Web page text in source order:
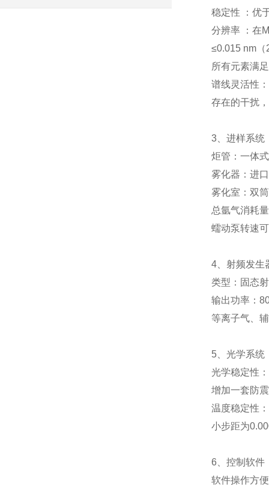
稳定性 ：优
分辨率 ：在
≤0.015 nm（
所有元素满
谱线灵活性
存在的干扰
3、进样系统
炬管：一体
雾化器：进
雾化室：双
总氩气消耗
蠕动泵转速
4、射频发生
类型：固态
输出功率：
等离子气、
5、光学系统
光学稳定性
增加一套防
温度稳定性
小步距为
6、控制软件
软件操作方